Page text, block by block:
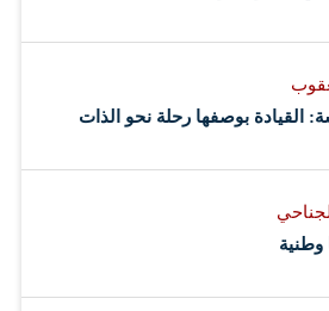
القيادة بوصفها رحلة نحو الذات
وطنية